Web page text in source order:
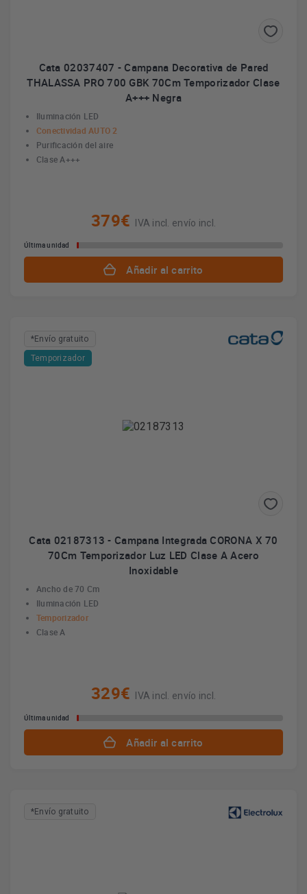
Cata 02037407 - Campana Decorativa de Pared
THALASSA PRO 700 GBK 70Cm Temporizador Clase
A+++ Negra
Iluminación LED
Conectividad AUTO 2
Purificación del aire
Clase A+++
379€ IVA incl. envío incl.
Última unidad
Añadir al carrito
*Envío gratuito
Temporizador
Cata 02187313 - Campana Integrada CORONA X 70
70Cm Temporizador Luz LED Clase A Acero
Inoxidable
Ancho de 70 Cm
Iluminación LED
Temporizador
Clase A
329€ IVA incl. envío incl.
Última unidad
Añadir al carrito
*Envío gratuito